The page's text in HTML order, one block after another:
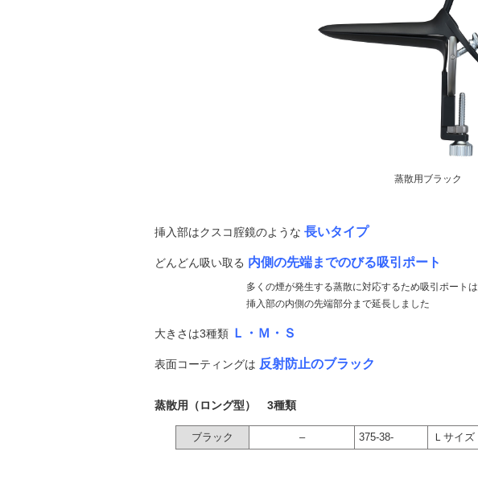
蒸散用ブラック
挿入部はクスコ腟鏡のような 長いタイプ
どんどん吸い取る 内側の先端までのびる吸引ポート
多くの煙が発生する蒸散に対応するため吸引ポートは
挿入部の内側の先端部分まで延長しました
大きさは3種類 Ｌ・Ｍ・Ｓ
表面コーティングは 反射防止のブラック
蒸散用（ロング型） 3種類
ブラック – 375-38- Ｌサイズ